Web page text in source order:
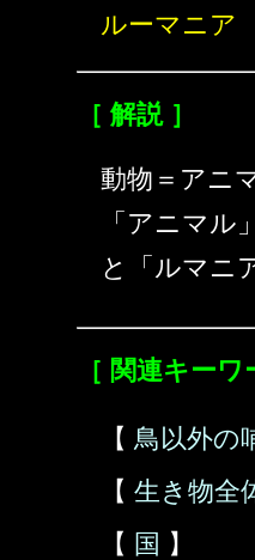
ルーマニア
［ 解説 ］
動物＝アニ
「アニマル
と「ルマニ
［ 関連キーワ
【 鳥以外の
【 生き物全
【 国 】